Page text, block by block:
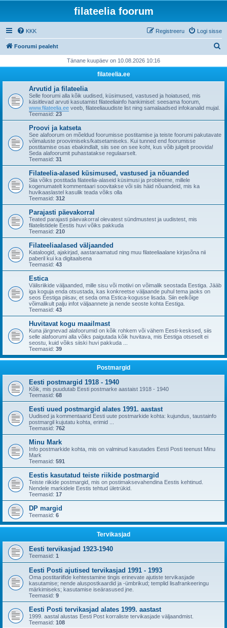
filateelia foorum
KKK Logi sisse
Registreeru
Foorumi pealeht
i
Tänane kuupäev on 10.08.2026 10:16
filateelia.ee
Arvutid ja filateelia
Selle foorumi alla kõik uudised, küsimused, vastused ja hoiatused, mis
käsitlevad arvuti kasutamist filateeliainfo hankimisel: seesama foorum,
www.filateelia.ee veeb, filateeliauudiste list ning samalaadsed infokanalid mujal.
Teemasid: 23
Proovi ja katseta
See alafoorum on mõeldud foorumisse postitamise ja teiste foorumi pakutavate
võimaluste proovimiseks/katsetamiseks. Kui tunned end foorumisse
postitamise osas ebakindlalt, siis see on see koht, kus võib julgelt proovida!
Seda alafoorumit puhastatakse regulaarselt.
Teemasid: 31
Filateelia-alased küsimused, vastused ja nõuanded
Siia võiks postitada filateelia-alaseid küsimusi ja probleeme, millele
kogenumatelt kommentaari soovitakse või siis häid nõuandeid, mis ka
huvikaaslastel kasulik teada võiks olla
Teemasid: 312
Parajasti päevakorral
Teated parajasti päevakorral olevatest sündmustest ja uudistest, mis
filatelistidele Eestis huvi võiks pakkuda
Teemasid: 210
Filateeliaalased väljaanded
Kataloogid, ajakirjad, aastaraamatud ning muu filateeliaalane kirjasõna nii
paberil kui ka digitaalsena
Teemasid: 43
Estica
Välisriikide väljaanded, mille sisu või motiivi on võimalik seostada Eestiga. Jääb
iga koguja enda otsustada, kas konkreetse väljaande puhul tema jaoks on
seos Eestiga piisav, et seda oma Estica-kogusse lisada. Siin eelkõige
võimalikult palju infot väljaannete ja nende seoste kohta Eestiga.
Teemasid: 43
Huvitavat kogu maailmast
Kuna järgnevad alafoorumid on kõik rohkem või vähem Eesti-kesksed, siis
selle alafoorumi alla võiks paigutada kõik huvitava, mis Eestiga otseselt ei
seostu, kuid võiks siiski huvi pakkuda ...
Teemasid: 39
Postmargid
Eesti postmargid 1918 - 1940
Kõik, mis puudutab Eesti postmarke aastaist 1918 - 1940
Teemasid: 68
Eesti uued postmargid alates 1991. aastast
Uudised ja kommentaarid Eesti uute postmarkide kohta: kujundus, taustainfo
postmargil kujutatu kohta, erimid ...
Teemasid: 762
Minu Mark
Info postmarkide kohta, mis on valminud kasutades Eesti Posti teenust Minu
Mark
Teemasid: 591
Eestis kasutatud teiste riikide postmargid
Teiste riikide postmargid, mis on postimaksevahendina Eestis kehtinud.
Nendele markidele Eestis tehtud ületrükid.
Teemasid: 17
DP margid
Teemasid: 6
Tervikasjad
Eesti tervikasjad 1923-1940
Teemasid: 1
Eesti Posti ajutised tervikasjad 1991 - 1993
Oma postitariifide kehtestamine tingis erinevate ajutiste tervikasjade
kasutamise; nende aluspostkaardid ja -ümbrikud; templid lisafrankeeringu
märkimiseks; kasutamise iseärasused jne.
Teemasid: 9
Eesti Posti tervikasjad alates 1999. aastast
1999. aastal alustas Eesti Post korraliste tervikasjade väljaandmist.
Teemasid: 108